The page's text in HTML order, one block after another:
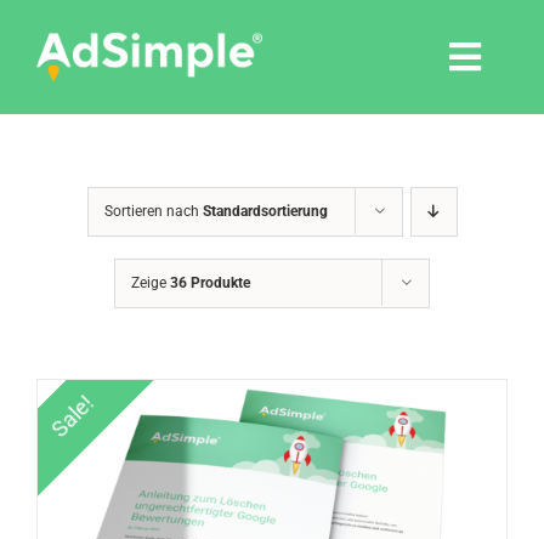
content
Pressemitteilungen
Shop
Agentur
Sortieren nach Standardsortierung
Zeige 36 Produkte
Sale!